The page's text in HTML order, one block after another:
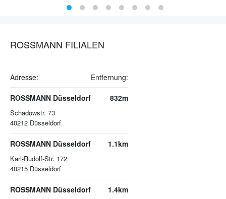
ROSSMANN FILIALEN
Adresse: Entfernung:
ROSSMANN Düsseldorf
Schadowstr. 73
40212 Düsseldorf
832m
ROSSMANN Düsseldorf
Karl-Rudolf-Str. 172
40215 Düsseldorf
1.1km
ROSSMANN Düsseldorf 1.4km